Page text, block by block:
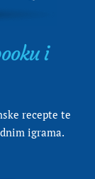
i
recepte te
igrama.